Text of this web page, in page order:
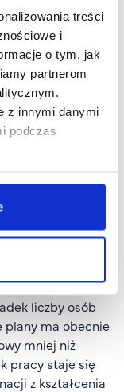
treści
i
o tym, jak
partnerom
z innymi danymi
podczas
w ogóle nie
co stanowi
roku. Ci, którzy
ale
z rytmem
Polskich,
że
na stabilizację
swoją sytuację
liczby osób
plany ma obecnie
mniej niż
pracy staje się
z kształcenia